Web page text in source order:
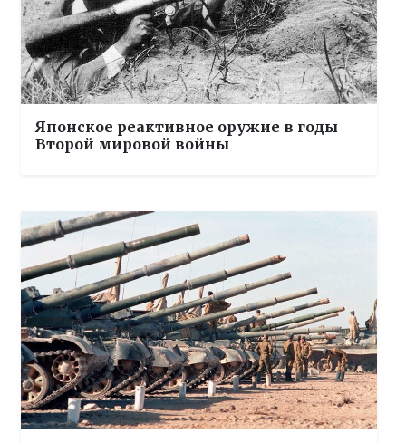
Японское реактивное оружие в годы
Второй мировой войны